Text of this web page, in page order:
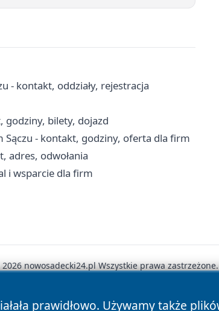
- kontakt, oddziały, rejestracja
godziny, bilety, dojazd
Sączu - kontakt, godziny, oferta dla firm
adres, odwołania
i wsparcie dla firm
prawidłowo. Używamy także
nowosadecki24.pl Wszystkie prawa zastrzeżone.
Polityka Prywatności Polityka